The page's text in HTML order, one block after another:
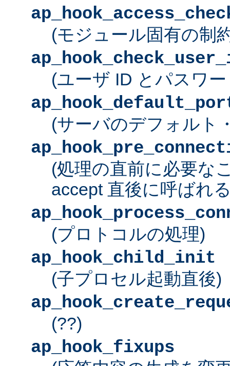
(モジュール固有の制
(ユーザ ID とパスワ
(サーバのデフォルト
(処理の直前に必要な
accept 直後に呼ばれ
(プロトコルの処理)
ap_hook_child_init
(子プロセル起動直後)
(??)
ap_hook_fixups